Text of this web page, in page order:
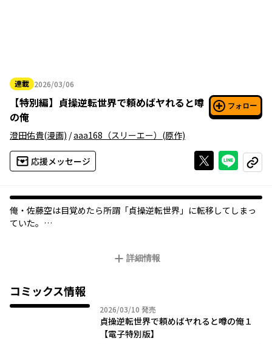
連載 2026/03/06
2026年03月06日
【特別編】 貞操逆転世界で頼めばヤれると噂
の俺
フォロー
澄田佑貴(漫画) /aaa168（スリーエー） (原作)
応援メッセージ Xで投稿する
ライン
コピー
俺・佐藤空は目覚めたら所謂「貞操逆転世界」に転移してしまっ
ていた。
と。
「あの男子店員は、頼んだらヤらせてくれるらしい」
そんな噂を真に受けた美少女達が、俺の元に集まり始め――！？
詳細情報
コミックス情報
2026/03/10 2026年03月10日
発売
貞操逆転世界で頼めばヤれると噂の俺１
【電子特別版】